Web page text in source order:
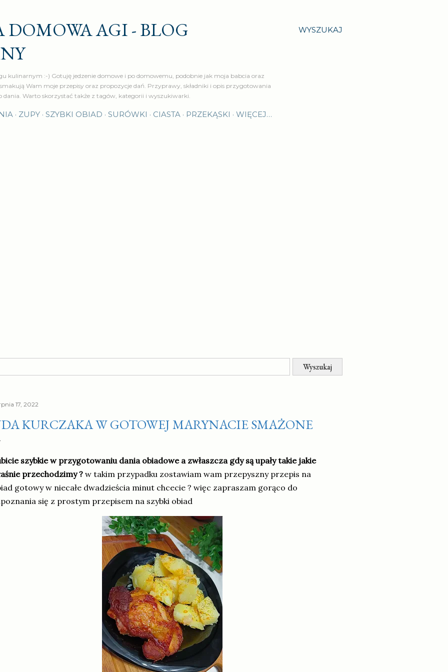
WYSZUKAJ
AGI - BLOG
kulinarnym :-) Gotuję jedzenie domowe i po domowemu, podobnie jak moja babcia oraz
Wam moje przepisy oraz propozycje dań. Przyprawy, składniki i opis przygotowania
dania. Warto skorzystać także z tagów, kategorii i wyszukiwarki.
ZUPY SZYBKI OBIAD SURÓWKI CIASTA PRZEKĄSKI WIĘCEJ…
17, 2022
KURCZAKA W GOTOWEJ MARYNACIE SMAŻONE
szybkie w przygotowaniu dania obiadowe a zwłaszcza gdy są upały takie jakie
przechodzimy ? w takim przypadku zostawiam wam przepyszny przepis na
gotowy w niecałe dwadzieścia minut chcecie ? więc zapraszam gorąco do
się z prostym przepisem na szybki obiad